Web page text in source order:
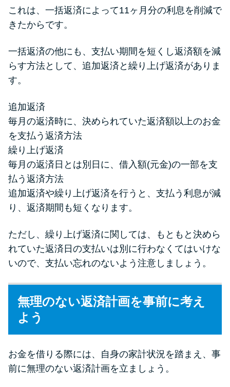
これは、一括返済によって11ヶ月分の利息を削減で
きたからです。
一括返済の他にも、支払い期間を短くし返済額を減
らす方法として、追加返済と繰り上げ返済がありま
す。
追加返済
毎月の返済時に、決められていた返済額以上のお金
を支払う返済方法
繰り上げ返済
毎月の返済日とは別日に、借入額(元金)の一部を支
払う返済方法
追加返済や繰り上げ返済を行うと、支払う利息が減
り、返済期間も短くなります。
ただし、繰り上げ返済に関しては、もともと決めら
れていた返済日の支払いは別に行わなくてはいけな
いので、支払い忘れのないよう注意しましょう。
無理のない返済計画を事前に考え
よう
お金を借りる際には、自身の家計状況を踏まえ、事
前に無理のない返済計画を立ましょう。